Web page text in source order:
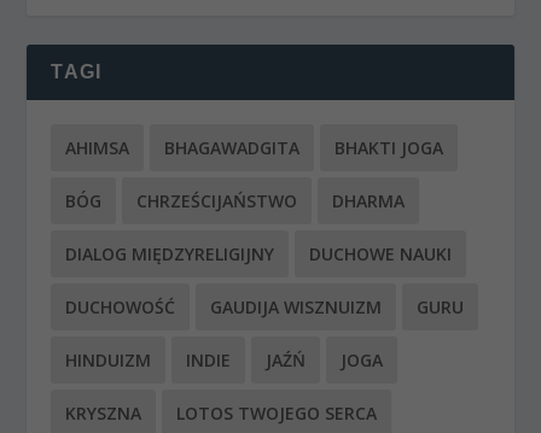
TAGI
AHIMSA BHAGAWADGITA BHAKTI JOGA
BÓG CHRZEŚCIJAŃSTWO DHARMA
DIALOG MIĘDZYRELIGIJNY DUCHOWE NAUKI
DUCHOWOŚĆ GAUDIJA WISZNUIZM GURU
HINDUIZM INDIE JAŹŃ JOGA
KRYSZNA LOTOS TWOJEGO SERCA